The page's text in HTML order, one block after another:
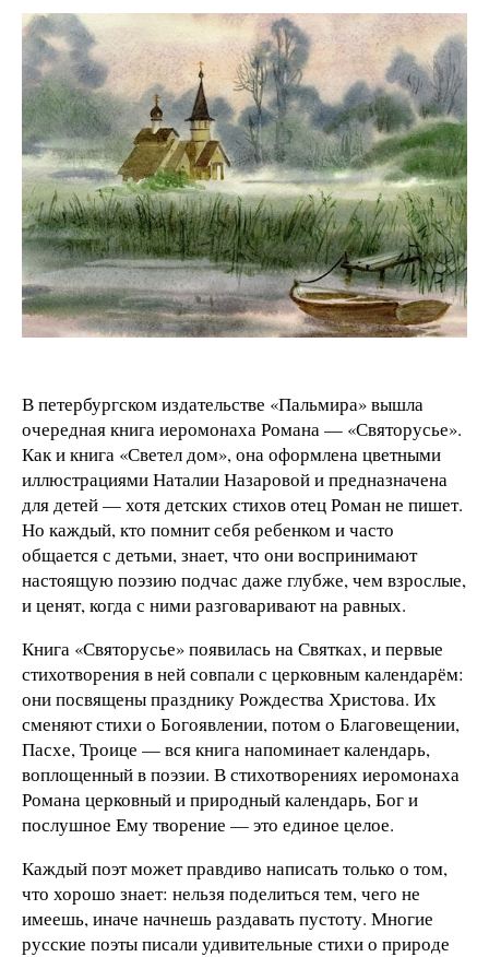
В петербургском издательстве «Пальмира» вышла
очередная книга иеромонаха Романа — «Святорусье».
Как и книга «Светел дом», она оформлена цветными
иллюстрациями Наталии Назаровой и предназначена
для детей — хотя детских стихов отец Роман не пишет.
Но каждый, кто помнит себя ребенком и часто
общается с детьми, знает, что они воспринимают
настоящую поэзию подчас даже глубже, чем взрослые,
и ценят, когда с ними разговаривают на равных.
Книга «Святорусье» появилась на Святках, и первые
стихотворения в ней совпали с церковным календарём:
они посвящены празднику Рождества Христова. Их
сменяют стихи о Богоявлении, потом о Благовещении,
Пасхе, Троице — вся книга напоминает календарь,
воплощенный в поэзии. В стихотворениях иеромонаха
Романа церковный и природный календарь, Бог и
послушное Ему творение — это единое целое.
Каждый поэт может правдиво написать только о том,
что хорошо знает: нельзя поделиться тем, чего не
имеешь, иначе начнешь раздавать пустоту. Многие
русские поэты писали удивительные стихи о природе